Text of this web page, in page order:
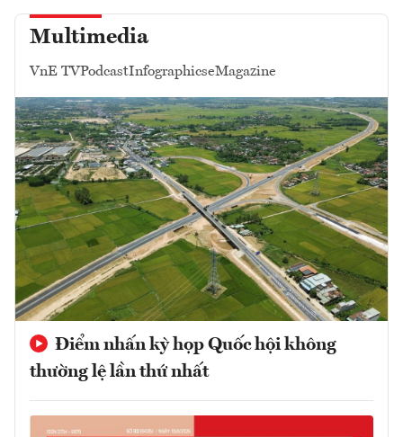
Multimedia
VnE TVPodcastInfographicseMagazine
Điểm nhấn kỳ họp Quốc hội không
thường lệ lần thứ nhất